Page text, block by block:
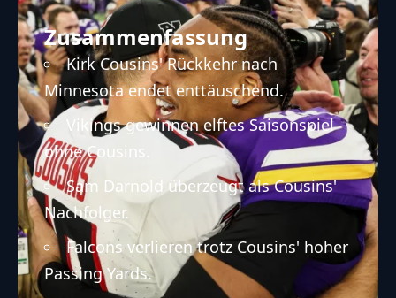
Zusammenfassung
Kirk Cousins' Rückkehr nach
Minnesota endet enttäuschend.
Vikings gewinnen elftes Saisonspiel
ohne Cousins.
Sam Darnold überzeugt als Cousins'
Nachfolger.
Falcons verlieren trotz Cousins' hoher
Passing Yards.